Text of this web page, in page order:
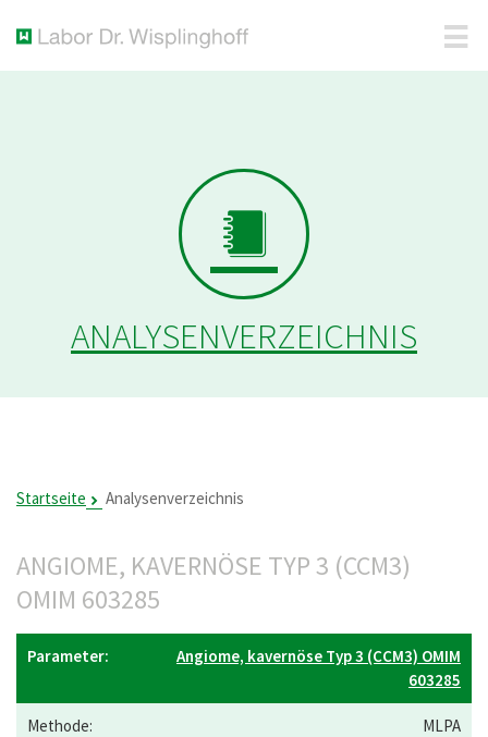
ANALYSENVERZEICHNIS
Startseite Analysenverzeichnis
ANGIOME, KAVERNÖSE TYP 3 (CCM3)
OMIM 603285
Angiome, kavernöse Typ 3 (CCM3) OMIM
603285
MLPA